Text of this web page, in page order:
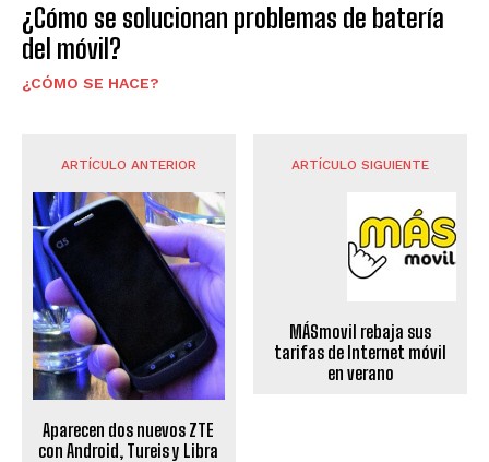
¿Cómo se solucionan problemas de batería
del móvil?
¿CÓMO SE HACE?
ARTÍCULO ANTERIOR
Aparecen dos nuevos ZTE
con Android, Tureis y Libra
ARTÍCULO SIGUIENTE
MÁSmovil rebaja sus
tarifas de Internet móvil
en verano